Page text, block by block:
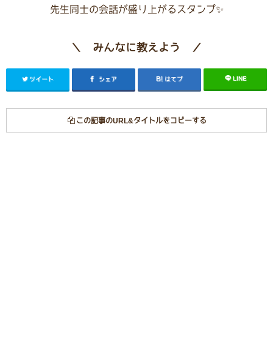
先生同士の会話が盛り上がるスタンプ✨
＼ みんなに教えよう ／
ツイート シェア はてブ LINE
この記事のURL&タイトルをコピーする